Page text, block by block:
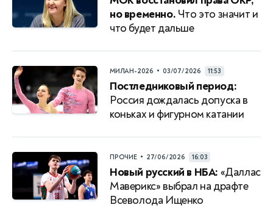
но временно. Что это значит и
что будет дальше
МИЛАН-2026 • 03/07/2026 11:53
Постледниковый период:
Россия дождалась допуска в
коньках и фигурном катании
ПРОЧИЕ • 27/06/2026 16:03
Новый русский в НБА: «Даллас
Маверикс» выбрал на драфте
Всеволода Ищенко